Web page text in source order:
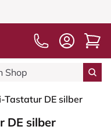
Tastatur DE silber
DE silber